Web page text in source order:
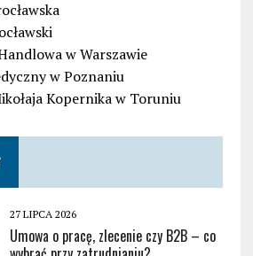
w Warszawie
w Poznaniu
Kopernika w Toruniu
27 LIPCA 2026
Umowa o pracę, zlecenie czy B2B – co